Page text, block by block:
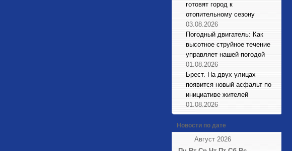
готовят город к
отопительному сезону
03.08.2026
Погодный двигатель: Как
высотное струйное течение
управляет нашей погодой
01.08.2026
Брест. На двух улицах
появится новый асфальт по
инициативе жителей
01.08.2026
Новости по дате
Август 2026